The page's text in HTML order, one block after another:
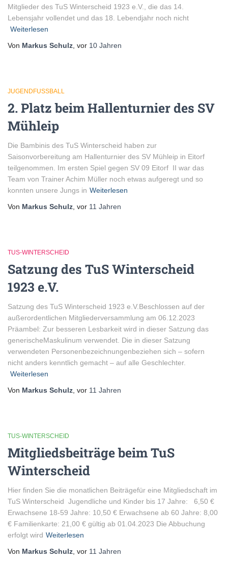
Mitglieder des TuS Winterscheid 1923 e.V., die das 14.
Lebensjahr vollendet und das 18. Lebendjahr noch nicht
Weiterlesen
Von Markus Schulz , vor 10 Jahren
JUGENDFUSSBALL
2. Platz beim Hallenturnier des SV
Mühleip
Die Bambinis des TuS Winterscheid haben zur
Saisonvorbereitung am Hallenturnier des SV Mühleip in Eitorf
teilgenommen. Im ersten Spiel gegen SV 09 Eitorf II war das
Team von Trainer Achim Müller noch etwas aufgeregt und so
konnten unsere Jungs in Weiterlesen
Von Markus Schulz , vor 11 Jahren
TUS-WINTERSCHEID
Satzung des TuS Winterscheid
1923 e.V.
Satzung des TuS Winterscheid 1923 e.V.Beschlossen auf der
außerordentlichen Mitgliederversammlung am 06.12.2023
Präambel: Zur besseren Lesbarkeit wird in dieser Satzung das
generischeMaskulinum verwendet. Die in dieser Satzung
verwendeten Personenbezeichnungenbeziehen sich – sofern
nicht anders kenntlich gemacht – auf alle Geschlechter.
Weiterlesen
Von Markus Schulz , vor 11 Jahren
TUS-WINTERSCHEID
Mitgliedsbeiträge beim TuS
Winterscheid
Hier finden Sie die monatlichen Beiträgefür eine Mitgliedschaft im
TuS Winterscheid Jugendliche und Kinder bis 17 Jahre: 6,50 €
Erwachsene 18-59 Jahre: 10,50 € Erwachsene ab 60 Jahre: 8,00
€ Familienkarte: 21,00 € gültig ab 01.04.2023 Die Abbuchung
erfolgt wird Weiterlesen
Von Markus Schulz , vor 11 Jahren